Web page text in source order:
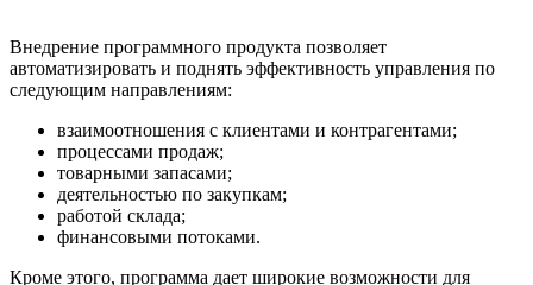
Внедрение программного продукта позволяет
автоматизировать и поднять эффективность управления по
следующим направлениям:
взаимоотношения с клиентами и контрагентами;
процессами продаж;
товарными запасами;
деятельностью по закупкам;
работой склада;
финансовыми потоками.
Кроме этого, программа дает широкие возможности для